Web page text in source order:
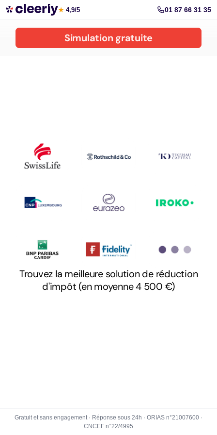
Réduire vos impôts avec Cleerly
★ 4,9/5 01 87 66 31 35
Gratuit et sans engagement · Réponse sous 24h · ORIAS n°21007600 ·
CNCEF n°22/4995